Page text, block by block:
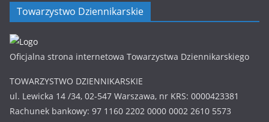
Towarzystwo Dziennikarskie
Oficjalna strona internetowa Towarzystwa Dziennikarskiego
TOWARZYSTWO DZIENNIKARSKIE
ul. Lewicka 14 /34, 02-547 Warszawa, nr KRS: 0000423381
Rachunek bankowy: 97 1160 2202 0000 0002 2610 5573